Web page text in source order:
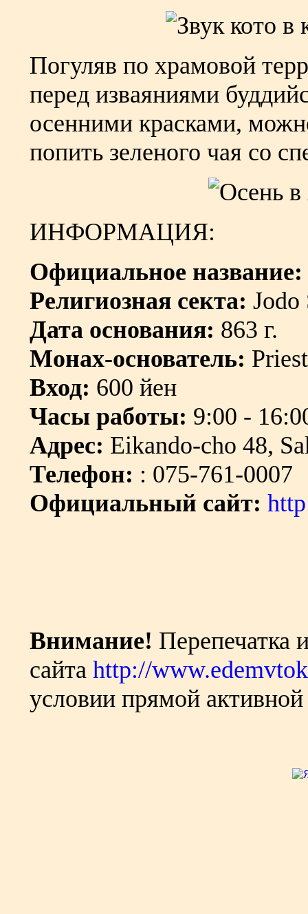
Погуляв по храмовой
перед изваяниями
осенними красками,
попить зеленого чая со
ИНФОРМАЦИЯ:
Официальное название:
Религиозная секта: Jodo
Дата основания: 863 г.
Монах-основатель:
Вход: 600 йен
Часы работы: 9:00 -
Адрес: Eikando-cho 48,
Телефон: : 075-761-0007
Официальный сайт:
Внимание! Перепечатка
сайта http://
условии прямой